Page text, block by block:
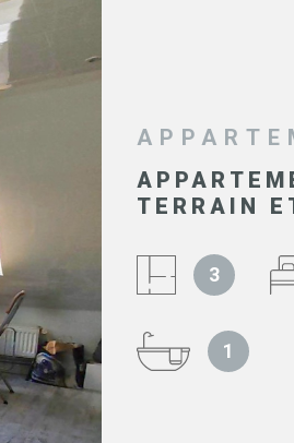
TERRAIN
3
1